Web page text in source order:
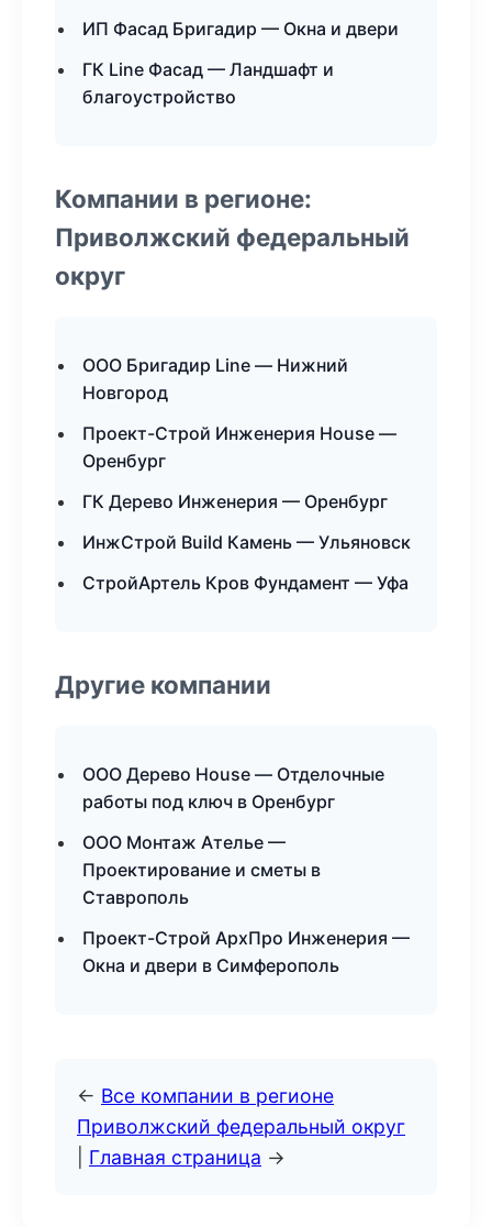
ИП Фасад Бригадир — Окна и двери
ГК Line Фасад — Ландшафт и
благоустройство
Компании в регионе:
Приволжский федеральный
округ
ООО Бригадир Line — Нижний
Новгород
Проект-Строй Инженерия House —
Оренбург
ГК Дерево Инженерия — Оренбург
ИнжСтрой Build Камень — Ульяновск
СтройАртель Кров Фундамент — Уфа
Другие компании
ООО Дерево House — Отделочные
работы под ключ в Оренбург
ООО Монтаж Ателье —
Проектирование и сметы в
Ставрополь
Проект-Строй АрхПро Инженерия —
Окна и двери в Симферополь
← Все компании в регионе
Приволжский федеральный округ
Главная страница →